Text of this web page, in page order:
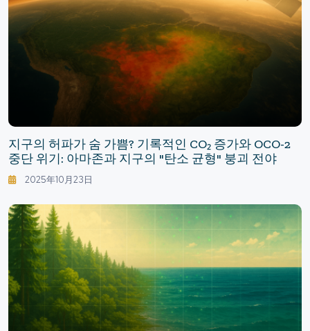
지구의 허파가 숨 가쁨? 기록적인 CO₂ 증가와 OCO-2
중단 위기: 아마존과 지구의 "탄소 균형" 붕괴 전야
2025年10月23日